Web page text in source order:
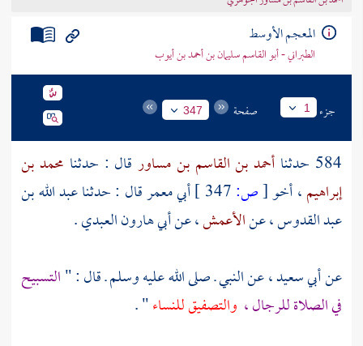
المعجم الأوسط
الطبراني - أبو القاسم سليمان بن أحمد بن أيوب
جزء 1 صفحة 347
584 حدثنا أحمد بن القاسم بن مساور قال : حدثنا محمد بن
إبراهيم، أخو[ص: أبي معمرقال : حدثناعبد الله بن
عبد القدوس، عنالأعمش، عنأبي هارون العبدي.
عنأبي سعيد، عن النبي ـ صلى الله عليه وسلم ـ قال : "التسبيح
في الصلاة للرجال ، والتصفيق للنساء" .